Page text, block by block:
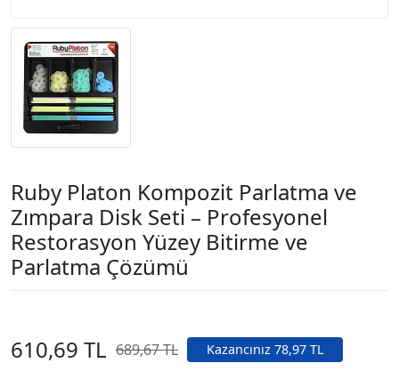
Ruby Platon Kompozit Parlatma ve
Zımpara Disk Seti – Profesyonel
Restorasyon Yüzey Bitirme ve
Parlatma Çözümü
610,69 TL 689,67 TL Kazancınız 78,97 TL